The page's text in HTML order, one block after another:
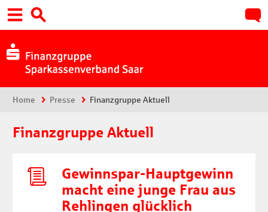
Hauptnavigation
Sie sind hier:
Home Presse Finanzgruppe Aktuell
Finanzgruppe Aktuell
Gewinnspar-Hauptgewinn
macht eine junge Frau aus
Rehlingen glücklich